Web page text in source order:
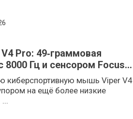
Pro: 49‑граммовая
Гц и сенсором Focus
киберспортивную мышь Viper V4
на ещё более низкие